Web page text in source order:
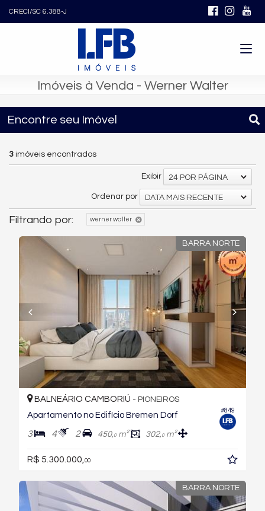
CRECI/SC 6.388-J
Imóveis à Venda - Werner Walter
Encontre seu Imóvel
3 imóveis encontrados
Exibir 24 POR PÁGINA
Ordenar por DATA MAIS RECENTE
Filtrando por: werner walter
BARRA NORTE
#849
BALNEÁRIO CAMBORIÚ - PIONEIROS
Apartamento no Edifício Bremen Dorf
3 4 2 450,0m² 302,0m²
R$ 5.300.000, 00
BARRA NORTE